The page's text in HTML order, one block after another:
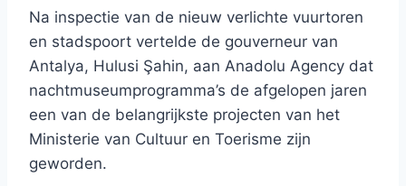
Na inspectie van de nieuw verlichte vuurtoren
en stadspoort vertelde de gouverneur van
Antalya, Hulusi Şahin, aan Anadolu Agency dat
nachtmuseumprogramma’s de afgelopen jaren
een van de belangrijkste projecten van het
Ministerie van Cultuur en Toerisme zijn
geworden.